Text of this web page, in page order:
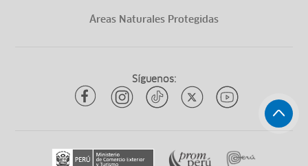
Áreas Naturales Protegidas
Síguenos: